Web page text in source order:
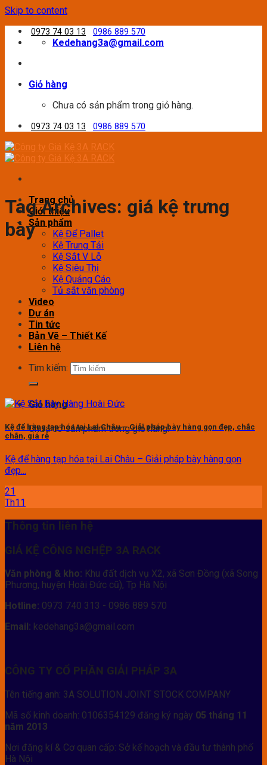
Skip to content
0973 74 03 13 0986 889 570
Kedehang3a@gmail.com
Giỏ hàng
Chưa có sản phẩm trong giỏ hàng.
0973 74 03 13 0986 889 570
Trang chủ
Giới thiệu
Sản phẩm
Kệ Để Pallet
Kệ Trung Tải
Kệ Sắt V Lỗ
Kệ Siêu Thị
Kệ Quảng Cáo
Tủ sắt văn phòng
Video
Dự án
Tin tức
Bản Vẽ – Thiết Kế
Liên hệ
Tìm kiếm:
Giỏ hàng
Chưa có sản phẩm trong giỏ hàng.
Tag Archives: giá kệ trưng
bày
Kệ để hàng tạp hóa tại Lai Châu – Giải pháp bày hàng gọn đẹp, chắc
chắn, giá rẻ
Kệ để hàng tạp hóa tại Lai Châu – Giải pháp bày hàng gọn
đẹp...
21
Th11
Thông tin liên hệ
GIÁ KỆ CÔNG NGHỆP 3A RACK
Văn phòng & kho: Khu đất dịch vụ X2, xã Sơn Đồng (xã Song
Phương, huyện Hoài Đức cũ), Tp Hà Nội
Hotline: 0973 740 313 - 0986 889 570
Email: kedehang3a@gmail.com
CÔNG TY CỔ PHẦN GIẢI PHÁP 3A
Tên tiếng anh: 3A SOLUTION JOINT STOCK COMPANY
Mã số kinh doanh: 0106354129 đăng ký ngày 05 tháng 11
năm 2013
Nơi đăng kí & Cơ quan cấp: Sở kế hoạch và đầu tư thành phố
Hà Nội